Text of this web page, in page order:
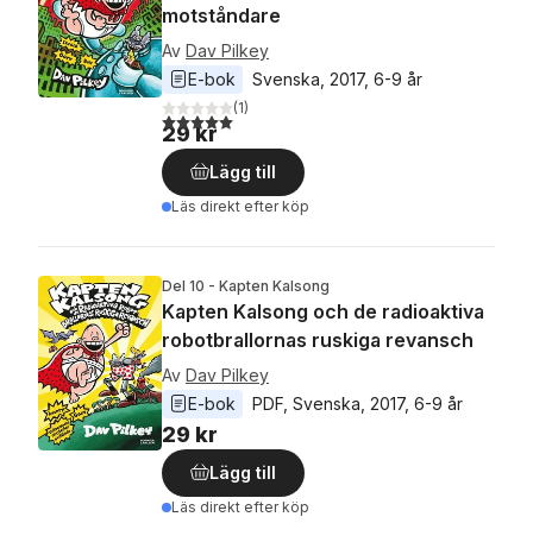
motståndare
Av Dav Pilkey
E-bok
Svenska 2017, 6-9 år
5,0utav 5 stjärnor. Totalt antal röster:
(1)
29 kr
Lägg till
Läs direkt efter köp
Del 10 - Kapten Kalsong
Kapten Kalsong och de radioaktiva
robotbrallornas ruskiga revansch
Av Dav Pilkey
E-bok
PDF Svenska 2017, 6-9 år
29 kr
Lägg till
Läs direkt efter köp